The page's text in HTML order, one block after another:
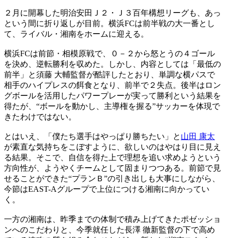
２月に開幕した明治安田Ｊ２・Ｊ３百年構想リーグも、あっ
という間に折り返しが目前。横浜FCは前半戦の大一番とし
て、ライバル・湘南をホームに迎える。
横浜FCは前節・相模原戦で、０－２から怒とうの４ゴール
を決め、逆転勝利を収めた。しかし、内容としては「最低の
前半」と須藤 大輔監督が酷評したとおり、単調な横パスで
相手のハイプレスの餌食となり、前半で２失点。後半はロン
グボールを活用したパワープレーが実って勝利という結果を
得たが、“ボールを動かし、主導権を握る”サッカーを体現で
きたわけではない。
とはいえ、「僕たち選手はやっぱり勝ちたい」と 山田 康太
が素直な気持ちをこぼすように、欲しいのはやはり目に見え
る結果。そこで、自信を得た上で理想を追い求めようという
方向性が、ようやくチームとして固まりつつある。前節で見
せることができた“プランＢ”の引き出しも大事にしながら、
今節はEAST-Aグループで上位につける湘南に向かってい
く。
一方の湘南は、昨季までの体制で積み上げてきたポゼッショ
ンへのこだわりと、今季就任した長澤 徹新監督の下で高め